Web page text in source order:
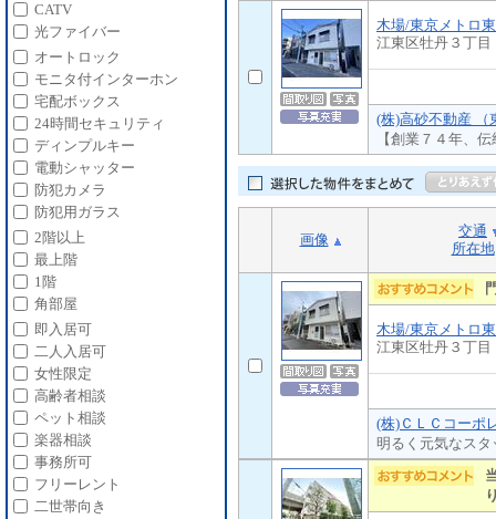
木場/東京メトロ
江東区牡丹３丁目
(株)高砂不動産 （
【創業７４年、
画像
交通
所在地
木場/東京メトロ
江東区牡丹３丁目
(株)ＣＬＣコーポ
明るく元気なス
CATV
光ファイバー
オートロック
モニタ付インターホン
宅配ボックス
24時間セキュリティ
ディンプルキー
電動シャッター
防犯カメラ
防犯用ガラス
2階以上
最上階
1階
角部屋
即入居可
二人入居可
女性限定
高齢者相談
ペット相談
楽器相談
事務所可
フリーレント
二世帯向き